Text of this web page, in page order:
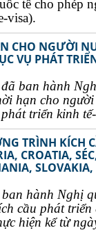
tế cho phép
visa).
CHO NGƯỜI
VỤ PHÁT
ban hành
hạn cho
triển kinh
TRÌNH KÍCH
CROATIA,
SLOVAKIA,
hành Nghị
cầu phát
hiện kể từ